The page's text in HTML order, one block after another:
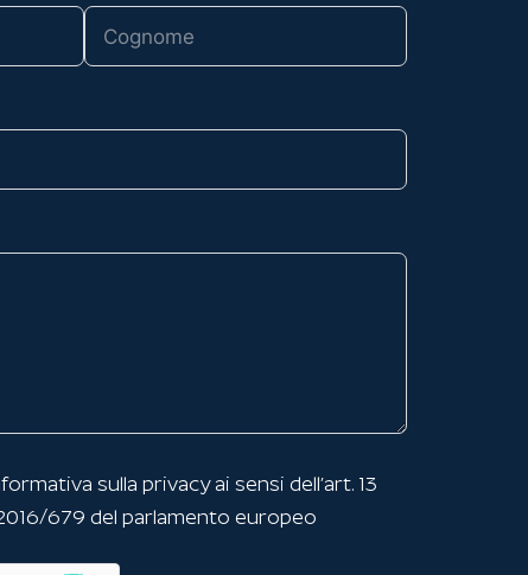
sulla privacyai sensi dell’art. 13
679 del parlamento europeo